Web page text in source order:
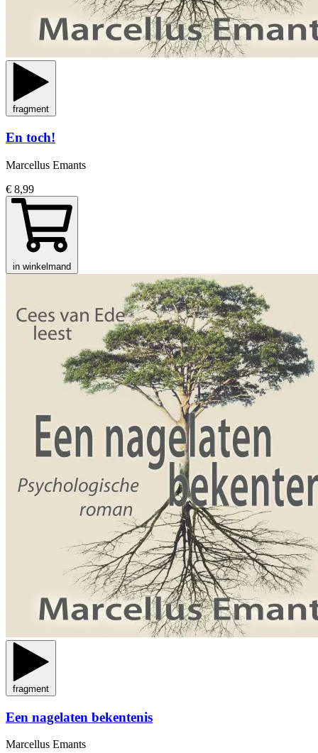
fragment
En toch!
Marcellus Emants
€ 8,99
in winkelmand
fragment
Een nagelaten bekentenis
Marcellus Emants